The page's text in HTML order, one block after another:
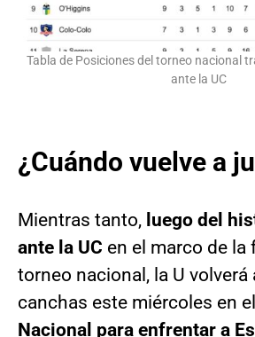
Tabla de Posiciones del torneo nacional
ante la UC
¿Cuándo vuelve a
Mientras tanto, luego del
ante la UC en el marco de la
torneo nacional, la U volverá
canchas este miércoles en el
Nacional para enfrentar a